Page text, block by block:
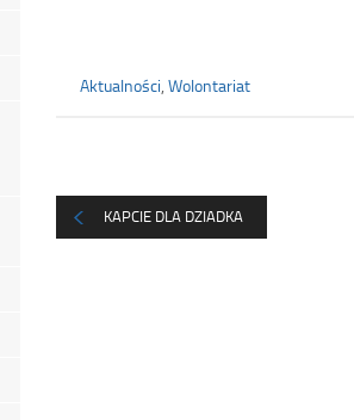
Aktualności, Wolontariat
KAPCIE DLA DZIADKA